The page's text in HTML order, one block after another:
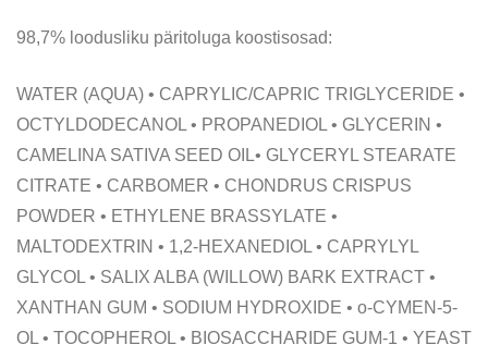
98,7% loodusliku päritoluga koostisosad:
WATER (AQUA) • CAPRYLIC/CAPRIC TRIGLYCERIDE •
OCTYLDODECANOL • PROPANEDIOL • GLYCERIN •
CAMELINA SATIVA SEED OIL• GLYCERYL STEARATE
CITRATE • CARBOMER • CHONDRUS CRISPUS
POWDER • ETHYLENE BRASSYLATE •
MALTODEXTRIN • 1,2-HEXANEDIOL • CAPRYLYL
GLYCOL • SALIX ALBA (WILLOW) BARK EXTRACT •
XANTHAN GUM • SODIUM HYDROXIDE • o-CYMEN-5-
OL • TOCOPHEROL • BIOSACCHARIDE GUM-1 • YEAST